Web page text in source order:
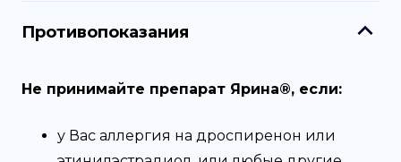
Противопоказания
Не принимайте препарат Ярина®, если:
у Вас аллергия на дроспиренон или